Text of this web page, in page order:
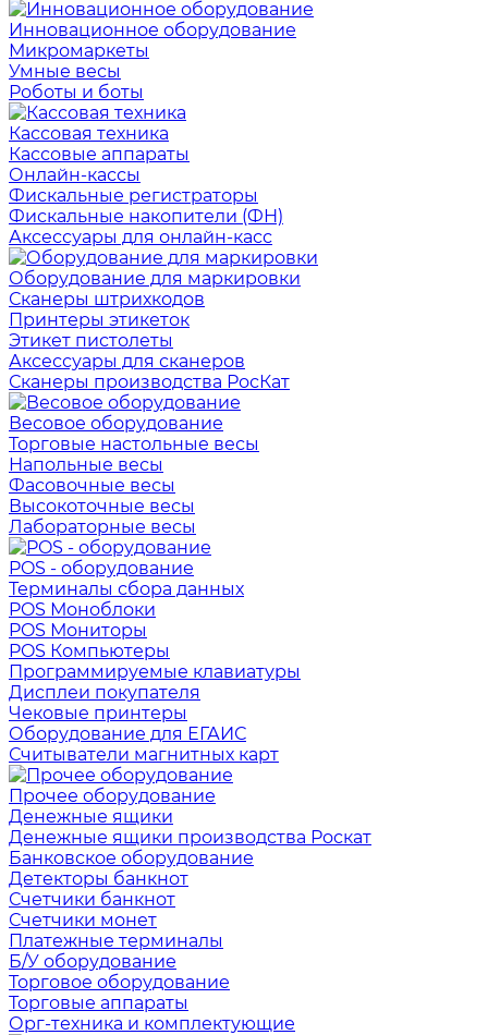
Инновационное оборудование
Микромаркеты
Умные весы
Роботы и боты
Кассовая техника
Кассовые аппараты
Онлайн-кассы
Фискальные регистраторы
Фискальные накопители (ФН)
Аксессуары для онлайн-касс
Оборудование для маркировки
Сканеры штрихкодов
Принтеры этикеток
Этикет пистолеты
Аксессуары для сканеров
Сканеры производства РосКат
Весовое оборудование
Торговые настольные весы
Напольные весы
Фасовочные весы
Высокоточные весы
Лабораторные весы
POS - оборудование
Терминалы сбора данных
POS Моноблоки
POS Мониторы
POS Компьютеры
Программируемые клавиатуры
Дисплеи покупателя
Чековые принтеры
Оборудование для ЕГАИС
Считыватели магнитных карт
Прочее оборудование
Денежные ящики
Денежные ящики производства Роскат
Банковское оборудование
Детекторы банкнот
Счетчики банкнот
Счетчики монет
Платежные терминалы
Б/У оборудование
Торговое оборудование
Торговые аппараты
Орг-техника и комплектующие